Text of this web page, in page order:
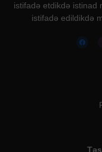
istifadə etdikdə istinad
istifadə edildikdə